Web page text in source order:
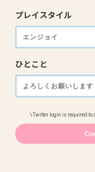
プレイスタイル
ひとこと
\ Twitter login is required to